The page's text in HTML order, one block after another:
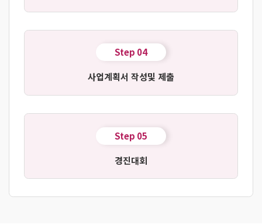
Step 04
사업계획서 작성및 제출
Step 05
경진대회